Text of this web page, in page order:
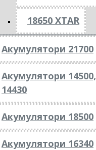
18650 XTAR
Акумулятори 21700
Акумулятори 14500,
14430
Акумулятори 18500
Акумулятори 16340